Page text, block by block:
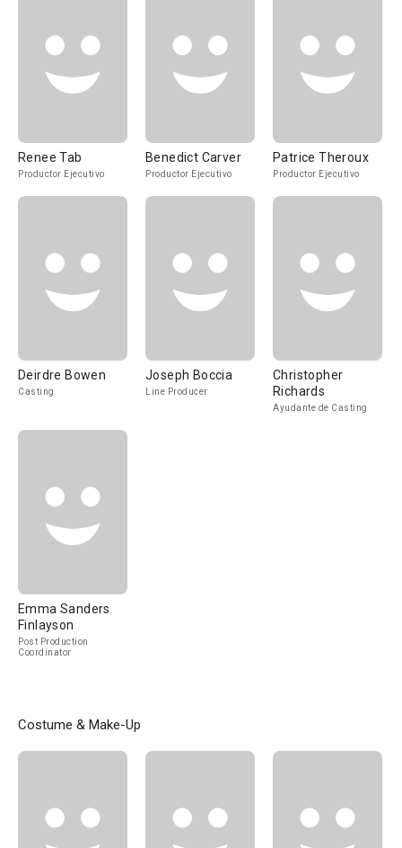
Renee Tab
Productor Ejecutivo
Benedict Carver
Productor Ejecutivo
Patrice Theroux
Productor Ejecutivo
Deirdre Bowen
Casting
Joseph Boccia
Line Producer
Christopher
Richards
Ayudante de Casting
Emma Sanders
Finlayson
Post Production
Coordinator
Costume & Make-Up